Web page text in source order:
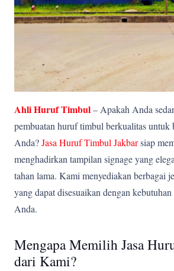
Ahli Huruf Timbul– Apakah Anda
pembuatan huruf timbul berkualitas untuk
Anda?Jasa Huruf Timbul Jakbarsiap
menghadirkan tampilan signage yang
tahan lama. Kami menyediakan berbagai
yang dapat disesuaikan dengan
Anda.
Mengapa Memilih Jasa
dari Kami?